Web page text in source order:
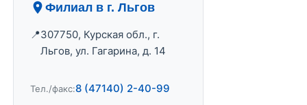
Филиал в г. Льгов
307750, Курская обл., г.
Льгов, ул. Гагарина, д. 14
Тел./факс:8 (47140) 2-40-99